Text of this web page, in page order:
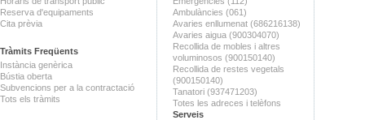
Reserva d'equipaments
Cita prèvia
Tràmits Freqüents
Instància genèrica
Bústia oberta
Subvencions per a la contractació
Tots els tràmits
Ambulàncies (061)
Avaries enllumenat (686216138)
Avaries aigua (900304070)
Recollida de mobles i altres
voluminosos (900150140)
Recollida de restes vegetals
(900150140)
Tanatori (937471203)
Totes les adreces i telèfons
Serveis